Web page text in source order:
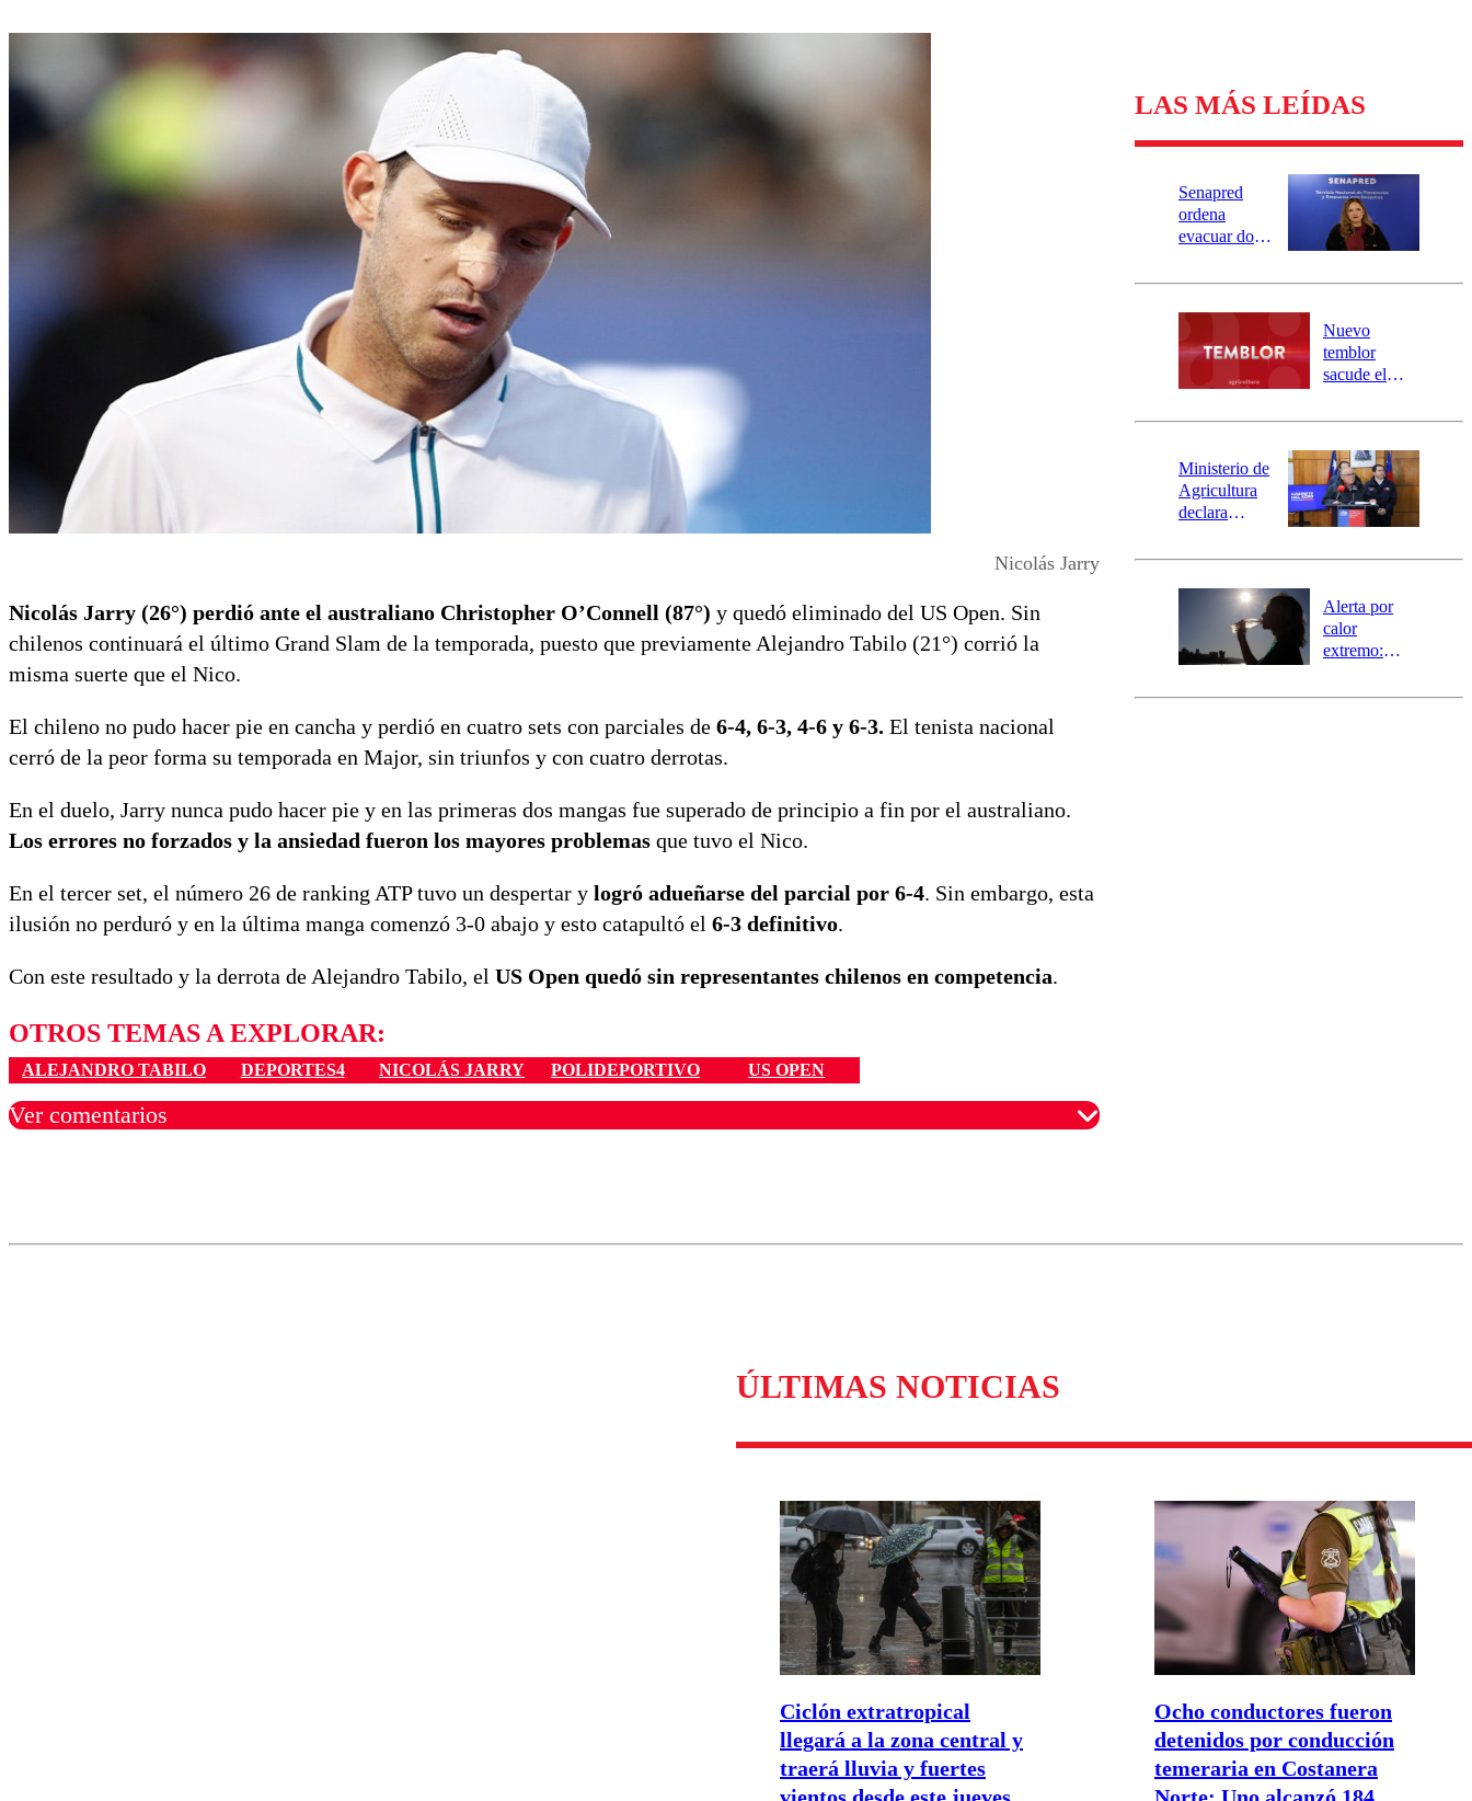
Nicolás Jarry
Nicolás Jarry (26°) perdió ante el australiano Christopher O’Connell (87°) y quedó eliminado del US Open. Sin
chilenos continuará el último Grand Slam de la temporada, puesto que previamente Alejandro Tabilo (21°) corrió la
misma suerte que el Nico.
El chileno no pudo hacer pie en cancha y perdió en cuatro sets con parciales de 6-4, 6-3, 4-6 y 6-3. El tenista nacional
cerró de la peor forma su temporada en Major, sin triunfos y con cuatro derrotas.
En el duelo, Jarry nunca pudo hacer pie y en las primeras dos mangas fue superado de principio a fin por el australiano.
Los errores no forzados y la ansiedad fueron los mayores problemas que tuvo el Nico.
En el tercer set, el número 26 de ranking ATP tuvo un despertar y logró adueñarse del parcial por 6-4. Sin embargo, esta
ilusión no perduró y en la última manga comenzó 3-0 abajo y esto catapultó el 6-3 definitivo.
Con este resultado y la derrota de Alejandro Tabilo, el US Open quedó sin representantes chilenos en competencia.
OTROS TEMAS A EXPLORAR:
ALEJANDRO TABILO DEPORTES4 NICOLÁS JARRY POLIDEPORTIVO US OPEN
Ver comentarios
LAS MÁS LEÍDAS
Senapred
ordena
evacuar dos
Carahue por
río Damas:
activa
mensajería
SAE
Nuevo
temblor
sacude el
revisa la
epicentro
Ministerio de
Agricultura
declara
agrícola para
Alerta por
calor
extremo:
activa Alerta
ÚLTIMAS NOTICIAS
Ciclón extratropical
llegará a la zona central y
traerá lluvia y fuertes
Ocho conductores fueron
detenidos por conducción
temeraria en Costanera